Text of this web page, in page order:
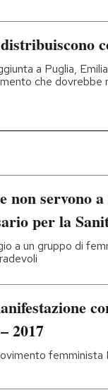
a Puglia,
che dovrebbe
non servono
per la
a un gruppo di
2017
femminista